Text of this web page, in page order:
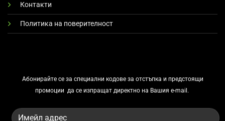
Контакти
Политика на поверителност
Абонирайте се за специални кодове за отстъпка и предстоящи
промоции да се изпращат директно на Вашия e-mail.